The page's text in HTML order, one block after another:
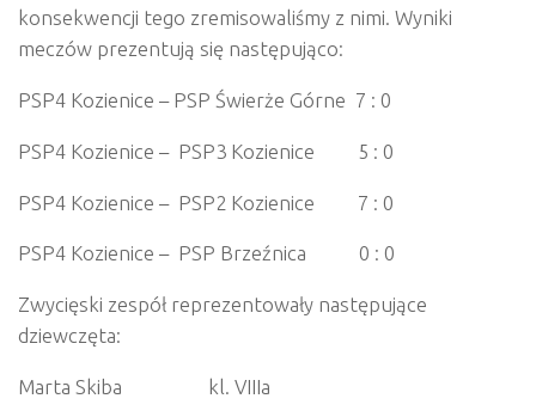
konsekwencji tego zremisowaliśmy z nimi. Wyniki
meczów prezentują się następująco:
PSP4 Kozienice – PSP Świerże Górne 7 : 0
PSP4 Kozienice – PSP3 Kozienice 5 : 0
PSP4 Kozienice – PSP2 Kozienice 7 : 0
PSP4 Kozienice – PSP Brzeźnica 0 : 0
Zwycięski zespół reprezentowały następujące
dziewczęta:
Marta Skiba kl. VIIIa